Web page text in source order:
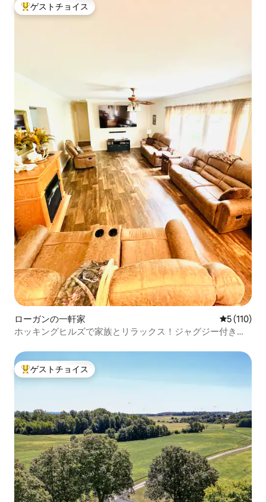
大好評のゲストチョイスです。
ゲストチョイス
ローガンの一軒家 レビュー
5 (110)
ホッキングヒルズで家族とリラックス！ジャグジー付きの
大好評のゲストチョイスです。
ゲストチョイス